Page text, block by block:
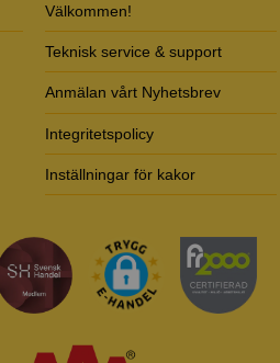
Välkommen!
Teknisk service & support
Anmälan vårt Nyhetsbrev
Integritetspolicy
Inställningar för kakor